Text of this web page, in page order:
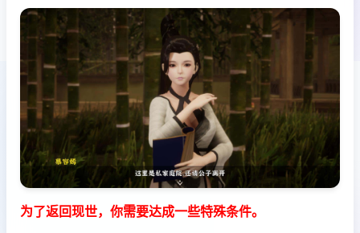
为了返回现世，你需要达成一些特殊条件。